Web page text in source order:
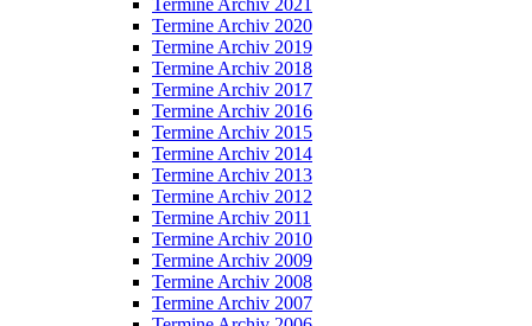
Termine Archiv 2021
Termine Archiv 2020
Termine Archiv 2019
Termine Archiv 2018
Termine Archiv 2017
Termine Archiv 2016
Termine Archiv 2015
Termine Archiv 2014
Termine Archiv 2013
Termine Archiv 2012
Termine Archiv 2011
Termine Archiv 2010
Termine Archiv 2009
Termine Archiv 2008
Termine Archiv 2007